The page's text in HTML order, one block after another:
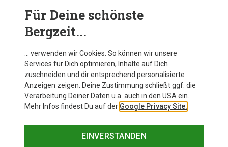
Du sparst 22%
Trangia
Pfannen Ständer
11,00 €
Für Deine schönste
Bergzeit...
… verwenden wir Cookies. So können wir unsere
Services für Dich optimieren, Inhalte auf Dich
zuschneiden und dir entsprechend personalisierte
Anzeigen zeigen. Deine Zustimmung schließt ggf. die
Verarbeitung Deiner Daten u.a. auch in den USA ein.
Mehr Infos findest Du auf der Google Privacy Site.
EINVERSTANDEN